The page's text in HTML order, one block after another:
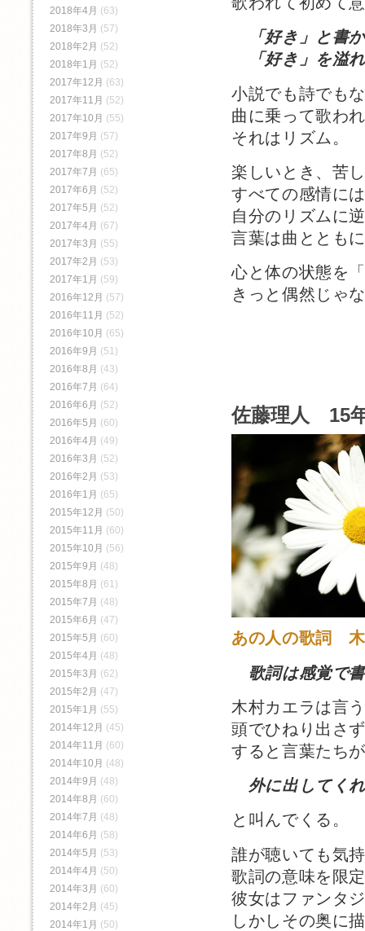
「好き」と書
「好き」を溢
小説でも詩でも
曲に乗って歌わ
それはリズム。
楽しいとき、苦
すべての感情に
自分のリズムに
言葉は曲ととも
心と体の状態を
きっと偶然じゃ
佐藤理人 15
あの人の歌詞
歌詞は感覚で
木村カエラは言
頭でひねり出さ
すると言葉たち
外に出してく
と叫んでくる。
誰が聴いても気
歌詞の意味を限
彼女はファンタ
しかしその奥に
2018年4月 (63)
2018年3月 (57)
2018年2月 (52)
2018年1月 (52)
2017年12月 (63)
2017年11月 (52)
2017年10月 (55)
2017年9月 (57)
2017年8月 (52)
2017年7月 (65)
2017年6月 (52)
2017年5月 (52)
2017年4月 (67)
2017年3月 (55)
2017年2月 (53)
2017年1月 (59)
2016年12月 (57)
2016年11月 (52)
2016年10月 (65)
2016年9月 (51)
2016年8月 (43)
2016年7月 (64)
2016年6月 (52)
2016年5月 (60)
2016年4月 (49)
2016年3月 (52)
2016年2月 (53)
2016年1月 (65)
2015年12月 (50)
2015年11月 (60)
2015年10月 (56)
2015年9月 (48)
2015年8月 (61)
2015年7月 (48)
2015年6月 (47)
2015年5月 (60)
2015年4月 (48)
2015年3月 (62)
2015年2月 (47)
2015年1月 (55)
2014年12月 (45)
2014年11月 (60)
2014年10月 (48)
2014年9月 (48)
2014年8月 (60)
2014年7月 (48)
2014年6月 (58)
2014年5月 (53)
2014年4月 (50)
2014年3月 (60)
2014年2月 (45)
2014年1月 (50)